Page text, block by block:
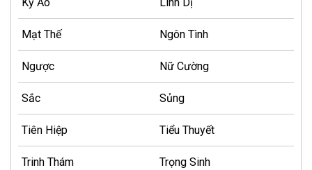
Mạt Thế Ngôn Tình
Ngược Nữ Cường
Sắc Sủng
Tiên Hiệp Tiểu Thuyết
Trinh Thám Trọng Sinh